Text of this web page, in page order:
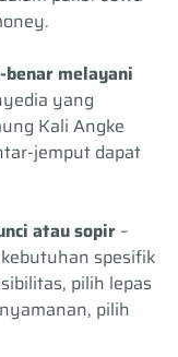
melayani
yang
Kali Angke
jemput dapat
atau sopir –
spesifik
pilih lepas
pilih